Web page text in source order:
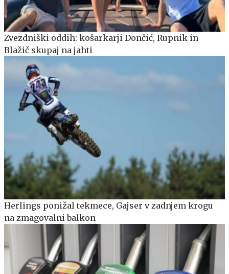
Zvezdniški oddih: košarkarji Dončić, Rupnik in
Blažič skupaj na jahti
Herlings ponižal tekmece, Gajser v zadnjem krogu
na zmagovalni balkon